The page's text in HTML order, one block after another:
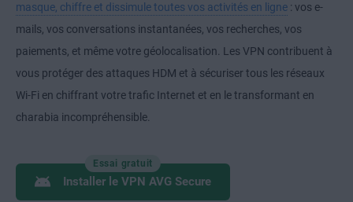
masque, chiffre et dissimule toutes vos activités en ligne : vos e-
mails, vos conversations instantanées, vos recherches, vos
paiements, et même votre géolocalisation. Les VPN contribuent à
vous protéger des attaques HDM et à sécuriser tous les réseaux
Wi-Fi en chiffrant votre trafic Internet et en le transformant en
charabia incompréhensible.
Essai gratuit
Installer le VPN AVG Secure